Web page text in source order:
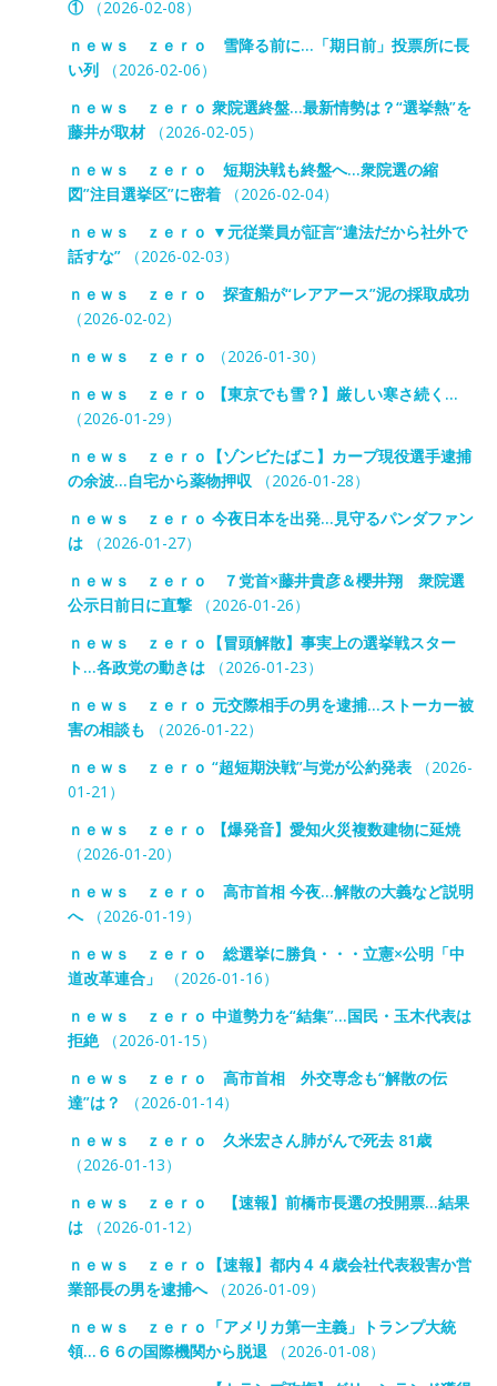
①（2026-02-08）
ｎｅｗｓ ｚｅｒｏ 雪降る前に…「期日前」投票所に長
い列（2026-02-06）
ｎｅｗｓ ｚｅｒｏ 衆院選終盤…最新情勢は？“選挙熱”を
藤井が取材（2026-02-05）
ｎｅｗｓ ｚｅｒｏ 短期決戦も終盤へ…衆院選の縮
図”注目選挙区”に密着（2026-02-04）
ｎｅｗｓ ｚｅｒｏ ▼元従業員が証言“違法だから社外で
話すな”（2026-02-03）
ｎｅｗｓ ｚｅｒｏ 探査船が“レアアース”泥の採取成功
（2026-02-02）
ｎｅｗｓ ｚｅｒｏ
（2026-01-30）
ｎｅｗｓ ｚｅｒｏ 【東京でも雪？】厳しい寒さ続く…
（2026-01-29）
ｎｅｗｓ ｚｅｒｏ【ゾンビたばこ】カープ現役選手逮捕
の余波…自宅から薬物押収（2026-01-28）
ｎｅｗｓ ｚｅｒｏ 今夜日本を出発…見守るパンダファン
は（2026-01-27）
ｎｅｗｓ ｚｅｒｏ ７党首×藤井貴彦＆櫻井翔 衆院選
公示日前日に直撃（2026-01-26）
ｎｅｗｓ ｚｅｒｏ【冒頭解散】事実上の選挙戦スター
ト…各政党の動きは（2026-01-23）
ｎｅｗｓ ｚｅｒｏ 元交際相手の男を逮捕…ストーカー被
害の相談も （2026-01-22）
ｎｅｗｓ ｚｅｒｏ “超短期決戦”与党が公約発表（2026-
01-21）
ｎｅｗｓ ｚｅｒｏ 【爆発音】愛知火災複数建物に延焼
（2026-01-20）
ｎｅｗｓ ｚｅｒｏ 高市首相 今夜…解散の大義など説明
へ（2026-01-19）
ｎｅｗｓ ｚｅｒｏ 総選挙に勝負・・・立憲×公明「中
道改革連合」
（2026-01-16）
ｎｅｗｓ ｚｅｒｏ 中道勢力を“結集”…国民・玉木代表は
拒絶（2026-01-15）
ｎｅｗｓ ｚｅｒｏ 高市首相 外交専念も“解散の伝
達”は？
（2026-01-14）
ｎｅｗｓ ｚｅｒｏ 久米宏さん肺がんで死去 81歳
（2026-01-13）
ｎｅｗｓ ｚｅｒｏ 【速報】前橋市長選の投開票…結果
は（2026-01-12）
ｎｅｗｓ ｚｅｒｏ【速報】都内４４歳会社代表殺害か営
業部長の男を逮捕へ（2026-01-09）
ｎｅｗｓ ｚｅｒｏ「アメリカ第一主義」トランプ大統
領…６６の国際機関から脱退（2026-01-08）